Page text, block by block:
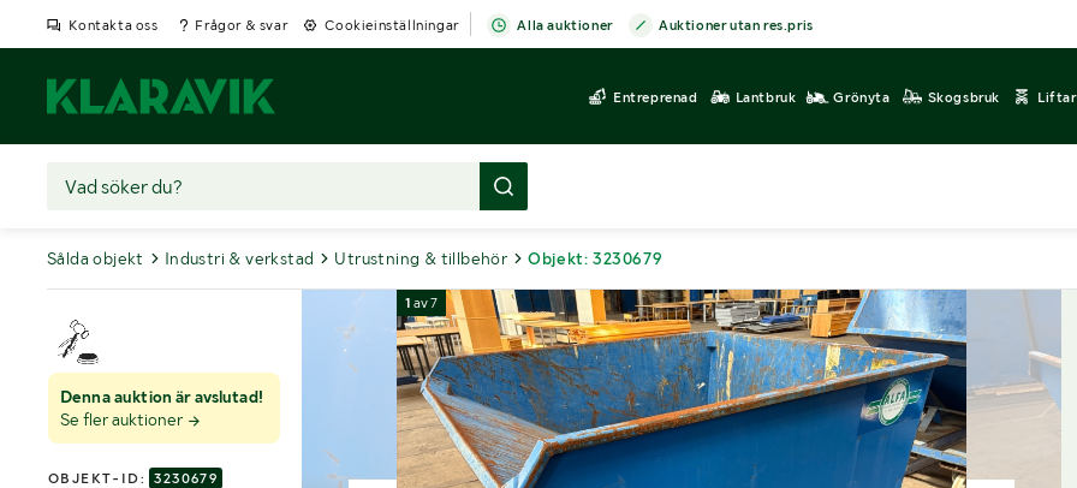
Kontakta oss Frågor & svar Cookieinställningar Alla auktioner Auktioner utan res.pris
Entreprenad Lantbruk Grönyta Skogsbruk Liftar
Sålda objekt Industri & verkstad Utrustning & tillbehör Objekt: 3230679
Denna auktion är avslutad!
Se fler auktioner
OBJEKT-ID: 3230679
1 av7